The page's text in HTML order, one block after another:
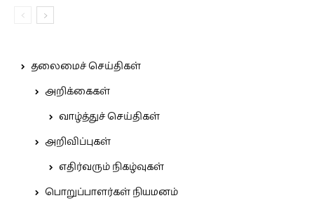
தலைமைச் செய்திகள்
அறிக்கைகள்
வாழ்த்துச் செய்திகள்
அறிவிப்புகள்
எதிர்வரும் நிகழ்வுகள்
பொறுப்பாளர்கள் நியமனம்